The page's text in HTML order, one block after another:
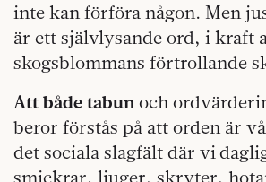
inte kan förföra någon. Men
är ett självlysande ord, i kraft
skogsblommans förtrollande
Att både tabunoch
beror förstås på att orden är
det sociala slagfält där vi
smickrar, ljuger, skryter,